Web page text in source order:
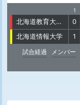
1
北海道教育大学旭川校 0
北海道情報大学
1
試合経過
メンバー